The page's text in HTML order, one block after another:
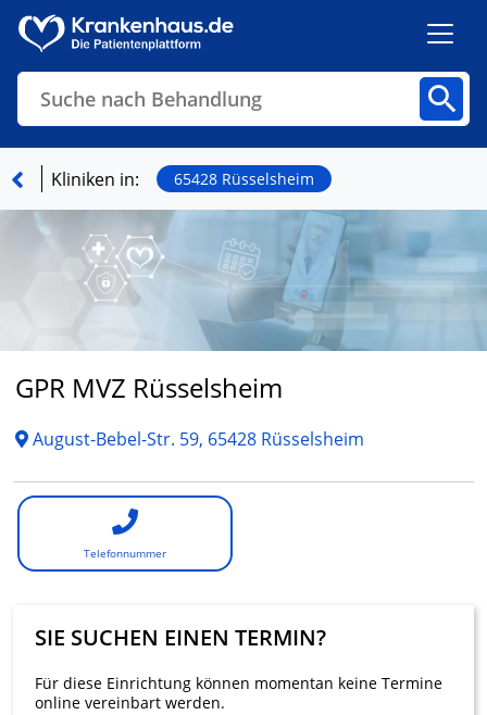
Suche nach Behandlung
Finden
Kliniken in: 65428 Rüsselsheim
GPR MVZ Rüsselsheim
August-Bebel-Str. 59, 65428 Rüsselsheim
Telefonnummer
SIE SUCHEN EINEN TERMIN?
Für diese Einrichtung können momentan keine Termine
online vereinbart werden.